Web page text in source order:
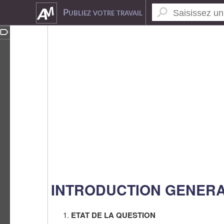
Publiez votre travail
INTRODUCTION
ETAT DE LA QUESTION